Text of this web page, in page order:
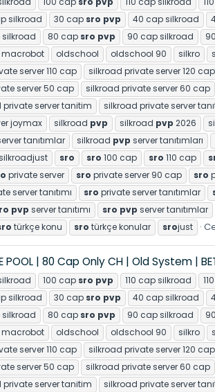
silkroad 30 cap sro pvp 40 cap silkroad
80 cap sro pvp 90 cap silkroad
macrobot oldschool oldschool 90 silkro
server 110 cap silkroad private server 120 cap
server 50 cap silkroad private server 60 cap
private server tanitim silkroad private server
joymax silkroad pvp silkroad pvp 2026
tanıtımlar silkroad pvp server tanıtımları
sro sro 100 cap sro 110 cap
private server sro private server 90 cap sro
server tanıtımı sro private server tanıtımlar
pvp server tanıtımı sro pvp server tanıtımlar
türkçe konu sro türkçe konular srojust
POOL | 80 Cap Only CH | Old System |
100 cap sro pvp 110 cap silkroad
silkroad 30 cap sro pvp 40 cap silkroad
80 cap sro pvp 90 cap silkroad
macrobot oldschool oldschool 90 silkro
server 110 cap silkroad private server 120 cap
server 50 cap silkroad private server 60 cap
private server tanitim silkroad private server